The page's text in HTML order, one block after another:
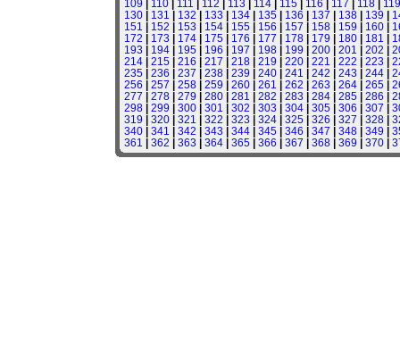
109 | 110| 111 | 112 | 113 | 114| 115| 116 | 117 | 118| 119
130| 131 | 132 | 133 | 134| 135| 136 | 137 | 138| 139 |
151 | 152 | 153 | 154| 155| 156 | 157 | 158| 159 | 160|
172 | 173 | 174| 175| 176 | 177 | 178| 179 | 180| 181 |
193 | 194| 195| 196 | 197 | 198| 199 | 200| 201 | 202 |
214| 215| 216 | 217 | 218| 219 | 220| 221 | 222 | 223 |
235| 236 | 237 | 238| 239 | 240| 241 | 242 | 243 | 244|
256 | 257 | 258| 259 | 260| 261 | 262 | 263 | 264| 265|
277 | 278| 279 | 280| 281 | 282 | 283 | 284| 285| 286 |
298| 299 | 300| 301 | 302 | 303 | 304| 305| 306 | 307 |
319 | 320| 321 | 322 | 323 | 324| 325| 326 | 327 | 328|
340| 341 | 342 | 343 | 344| 345| 346 | 347 | 348| 349 |
361 | 362 | 363 | 364| 365| 366 | 367 | 368| 369 | 370|